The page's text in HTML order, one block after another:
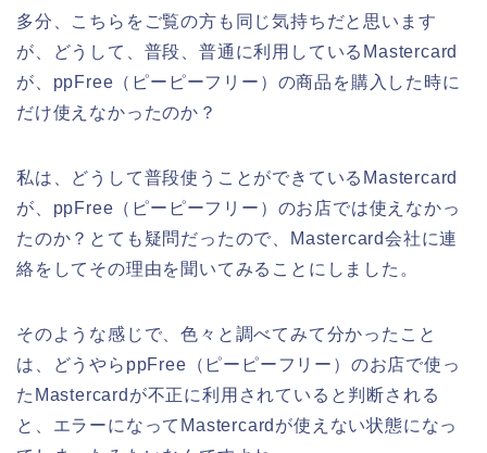
多分、こちらをご覧の方も同じ気持ちだと思います
が、どうして、普段、普通に利用しているMastercard
が、ppFree（ピーピーフリー）の商品を購入した時に
だけ使えなかったのか？
私は、どうして普段使うことができているMastercard
が、ppFree（ピーピーフリー）のお店では使えなかっ
たのか？とても疑問だったので、Mastercard会社に連
絡をしてその理由を聞いてみることにしました。
そのような感じで、色々と調べてみて分かったこと
は、どうやらppFree（ピーピーフリー）のお店で使っ
たMastercardが不正に利用されていると判断される
と、エラーになってMastercardが使えない状態になっ